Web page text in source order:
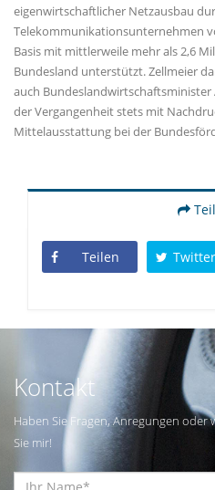
eigenwirtschaftlicher Netzausbau
Telekommunikationsunternehmen
Basis mit mittlerweile mehr als 2,6
Bundesland unterstützt. Zellmeier
auch Bundeslandwirtschaftsminister
der Vergangenheit stets mit
Mittelausstattung bei der
Teilen
Kontakt
Haben Sie Fragen, Anregungen oder
Sie mir!